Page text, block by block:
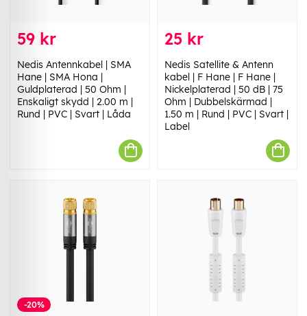
59 kr
Nedis Antennkabel | SMA
Hane | SMA Hona |
Guldplaterad | 50 Ohm |
Enskaligt skydd | 2.00 m |
Rund | PVC | Svart | Låda
25 kr
Nedis Satellite & Antenn
kabel | F Hane | F Hane |
Nickelplaterad | 50 dB | 75
Ohm | Dubbelskärmad |
1.50 m | Rund | PVC | Svart |
Label
-20%